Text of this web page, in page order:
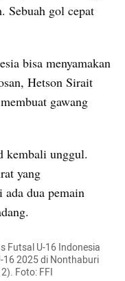
Sebuah gol cepat
bisa menyamakan
Hetson Sirait
gawang
kembali unggul.
yang
ada dua pemain
Futsal U-16 Indonesia
16 2025 di Nonthaburi
Foto: FFI